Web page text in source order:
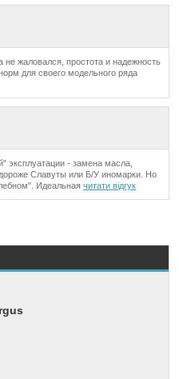
не жаловался, простота и надежность
для своего модельного ряда
эксплуатации - замена масла,
Славуты или Б/У иномарки. Но
Идеальная читати відгук